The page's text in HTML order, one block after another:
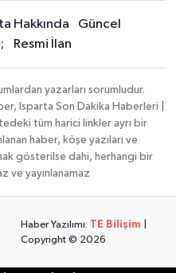
Hakkında
Güncel
Resmi İlan
yazarları sorumludur.
Isparta Son Dakika Haberleri |
tüm harici linkler ayrı bir
haber, köşe yazıları ve
gösterilse dahi, herhangi bir
ve yayınlanamaz
Haber Yazılımı: TE Bilişim
Copyright © 2026